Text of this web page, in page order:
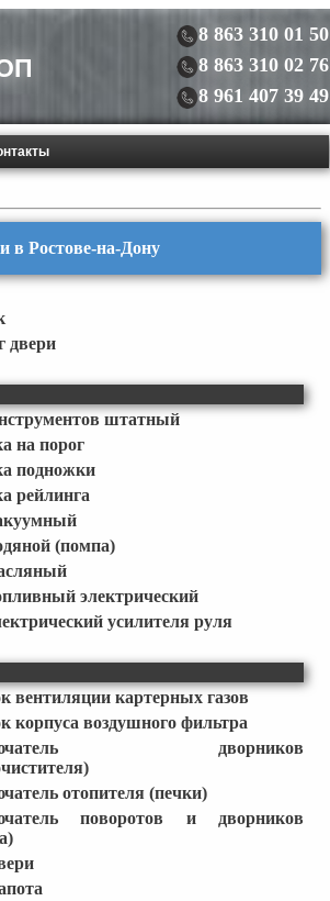
8 863 310 01 50
8 863 310 02 76
8 961 407 39 49
в Ростове-на-Дону
двери
штатный
на порог
подножки
рейлинга
(помпа)
электрический
усилителя руля
вентиляции картерных газов
корпуса воздушного фильтра
дворников
отопителя (печки)
поворотов и дворников